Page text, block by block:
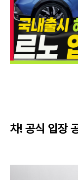
차! 공식 입장